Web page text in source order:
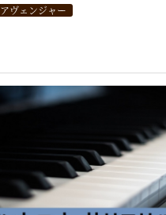
アヴェンジャー